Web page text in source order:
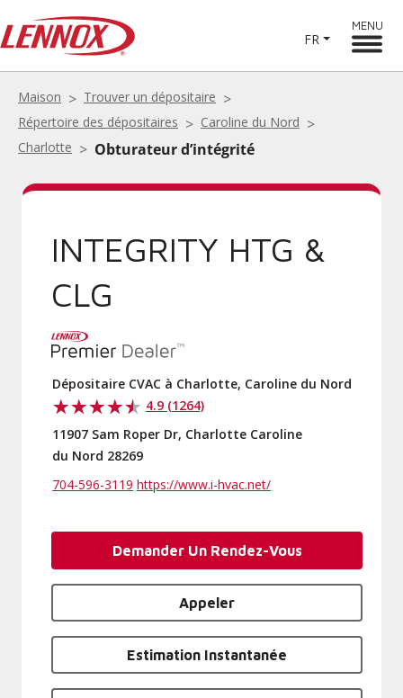
FR
MENU
Maison
Trouver un dépositaire
Répertoire des dépositaires
Caroline du Nord
Charlotte
Obturateur d’intégrité
INTEGRITY HTG &
CLG
Dépositaire CVAC à Charlotte, Caroline du Nord
4.9 (1264)
11907 Sam Roper Dr, Charlotte Caroline
du Nord 28269
704-596-3119 https://www.i-hvac.net/
Demander Un Rendez-Vous
Appeler
Estimation Instantanée